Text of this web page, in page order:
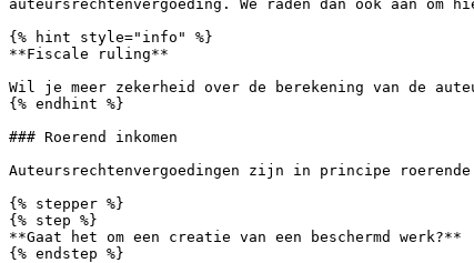
auteursrechtenvergoeding. We raden dan ook aan
{% hint style="info" %}
**Fiscale ruling**
Wil je meer zekerheid over de berekening van de
{% endhint %}
### Roerend inkomen
Auteursrechtenvergoedingen zijn in principe
{% stepper %}
{% step %}
**Gaat het om een creatie van een beschermd werk?**
{% endstep %}